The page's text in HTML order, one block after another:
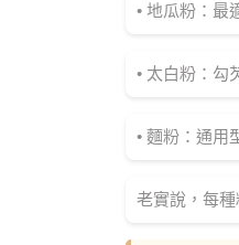
• 地瓜粉：最
• 太白粉：勾
• 麵粉：通用
老實說，每